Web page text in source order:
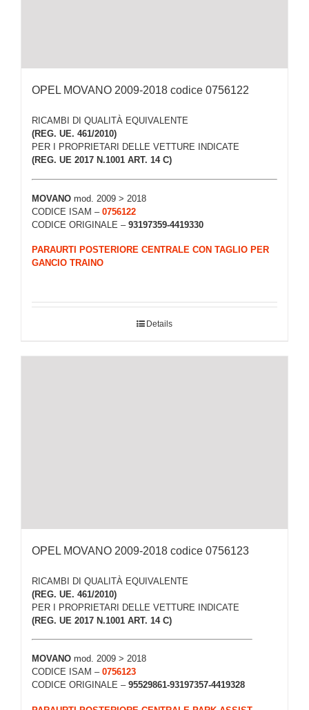
OPEL MOVANO 2009-2018 codice 0756122
RICAMBI DI QUALITÀ EQUIVALENTE
(REG. UE. 461/2010)
PER I PROPRIETARI DELLE VETTURE INDICATE
(REG. UE 2017 N.1001 ART. 14 C)
MOVANO mod. 2009 > 2018
CODICE ISAM – 0756122
CODICE ORIGINALE – 93197359-4419330
PARAURTI POSTERIORE CENTRALE CON TAGLIO PER
GANCIO TRAINO
Details
OPEL MOVANO 2009-2018 codice 0756123
RICAMBI DI QUALITÀ EQUIVALENTE
(REG. UE. 461/2010)
PER I PROPRIETARI DELLE VETTURE INDICATE
(REG. UE 2017 N.1001 ART. 14 C)
MOVANO mod. 2009 > 2018
CODICE ISAM – 0756123
CODICE ORIGINALE – 95529861-93197357-4419328